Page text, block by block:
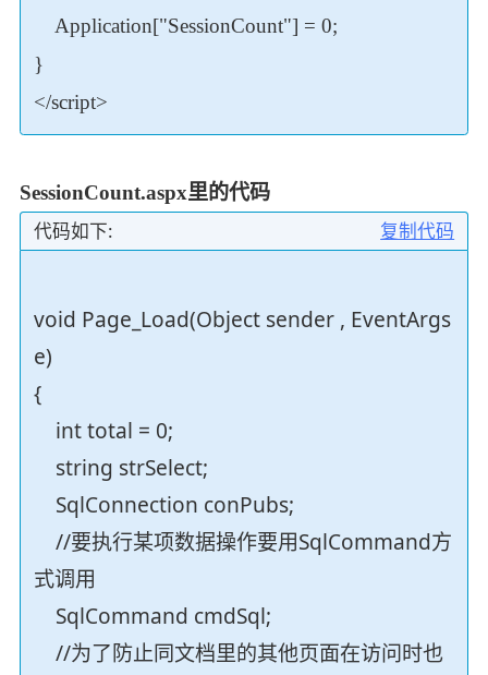
Application["SessionCount"] = 0;
}
</script>
SessionCount.aspx里的代码
复制代码
代码如下:
void Page_Load(Object sender , EventArgs
e)
{
int total = 0;
string strSelect;
SqlConnection conPubs;
//要执行某项数据操作要用SqlCommand方
式调用
SqlCommand cmdSql;
//为了防止同文档里的其他页面在访问时也